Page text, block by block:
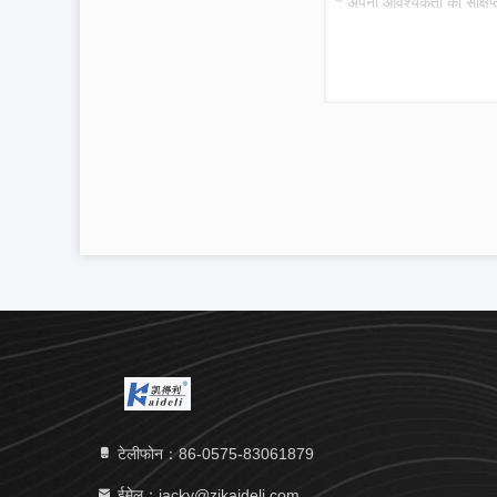
टेलीफोन：86-0575-83061879